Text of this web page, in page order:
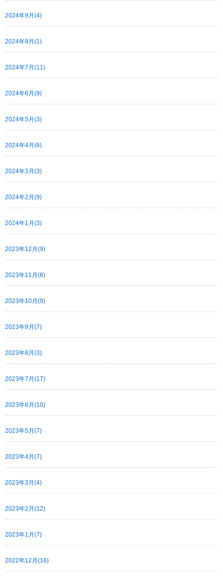
2024年9月(4)
2024年8月(1)
2024年7月(11)
2024年6月(9)
2024年5月(3)
2024年4月(6)
2024年3月(3)
2024年2月(9)
2024年1月(3)
2023年12月(9)
2023年11月(6)
2023年10月(9)
2023年9月(7)
2023年8月(3)
2023年7月(17)
2023年6月(10)
2023年5月(7)
2023年4月(7)
2023年3月(4)
2023年2月(12)
2023年1月(7)
2022年12月(16)